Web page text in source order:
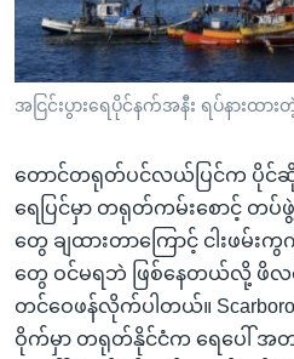
ကျော်
ကြည့်
ရန်
ရှာဖွေ
နေရာ
သို့
ကျော်
ရန်
ဘာသာစကားများ
အငြင်းပွားရေပိုင်နက်အနီး ရပ်နားထာ
တောင်တရုတ်ပင်လယ်ပြင်က ပိုင်ဆို
ရေပြင်မှာ တရုတ်ကမ်းစောင့် တ
တွေ ချထားတာကြောင့် ငါးဖမ်
တွေ ဝင်မရဘဲ ဖြစ်နေတယ်လို့ ဖိလ
တင်ဝေဖန်လိုက်ပါတယ်။
ဝိုက်မှာ တရုတ်နိုင်ငံက ရေပေါ် အ